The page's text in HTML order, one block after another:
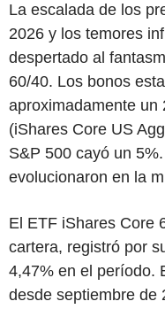
La escalada de los
2026 y los temores
despertado al
60/40. Los bonos
aproximadamente un
(iShares Core US
S&P 500 cayó un
evolucionaron en la
El ETF iShares Core
cartera, registró por
4,47% en el período.
desde septiembre de